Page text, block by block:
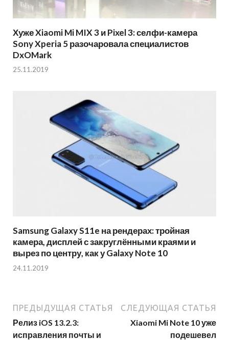
Хуже Xiaomi Mi MIX 3 и Pixel 3: селфи-камера
Sony Xperia 5 разочаровала специалистов
DxOMark
25.11.2019
Samsung Galaxy S11e на рендерах: тройная
камера, дисплей с закруглёнными краями и
вырез по центру, как у Galaxy Note 10
24.11.2019
ПРЕДЫДУЩАЯ СТАТЬЯ
Релиз iOS 13.2.3:
исправления почты и
СЛЕДУЮЩАЯ СТАТЬЯ
Xiaomi Mi Note 10 уже
подешевел